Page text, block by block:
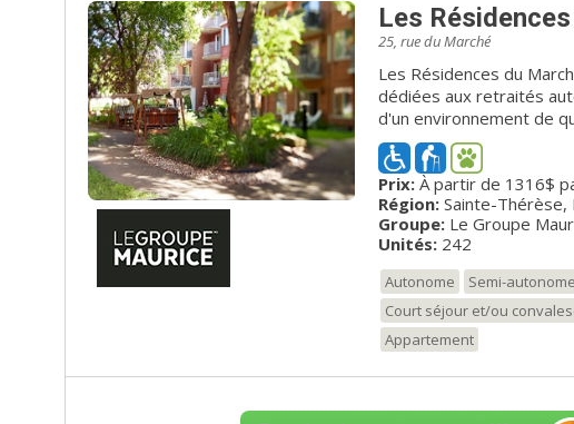
Les
25, rue du Marché
Les Résidences du
dédiées aux retraités
d'un environnement de
équipe attentionnée. La
sour la bannière
perte d'autonomie. Située au cœur du vieux Sainte-Thérése, cette
résidence pour retraités
chaleureux. Connaissant
popularité qui ne se
Prix:À partir de 1316$
Région: Sainte-Thérèse,
Groupe: Le Groupe
Unités:242
Autonome Semi-autonome
Court séjour et/ou
Appartement